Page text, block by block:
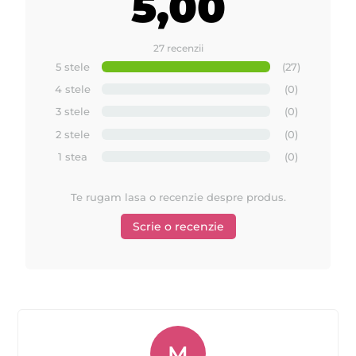
Quickepil
27 recenzii
5 stele
(27)
4 stele
(0)
3 stele
(0)
2 stele
(0)
1 stea
(0)
Te rugam lasa o recenzie despre produs.
Scrie o recenzie